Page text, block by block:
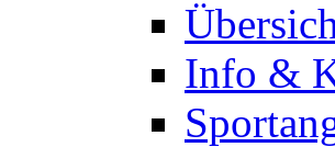
Info &